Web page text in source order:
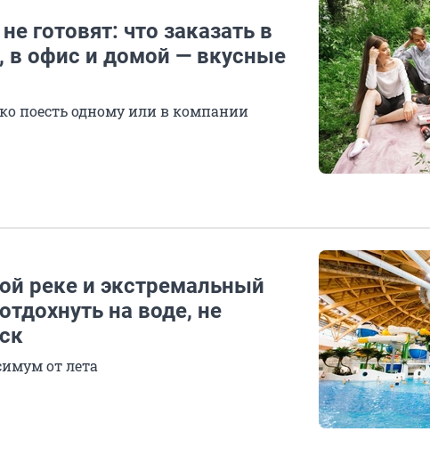
готовят: что заказать в
в офис и домой — вкусные
поесть одному или в компании
реке и экстремальный
на воде, не
от лета